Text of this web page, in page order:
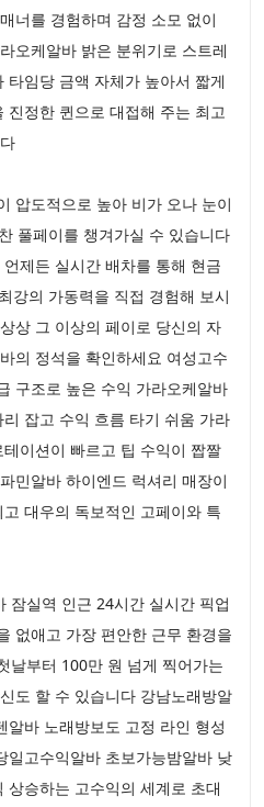
너를 경험하며 감정 소모 없이
오케알바 밝은 분위기로 스트레
타임당 금액 자체가 높아서 짧게
정한 퀸으로 대접해 주는 최고
압도적으로 높아 비가 오나 눈이
풀페이를 챙겨가실 수 있습니다
제든 실시간 배차를 통해 현금
강의 가동력을 직접 경험해 보시
상 그 이상의 페이로 당신의 자
의 정석을 확인하세요 여성고수
구조로 높은 수익 가라오케알바
잡고 수익 흐름 타기 쉬움 가라
이션이 빠르고 팁 수익이 짭짤
민알바 하이엔드 럭셔리 매장이
대우의 독보적인 고페이와 특
잠실역 인근 24시간 실시간 픽업
없애고 가장 편안한 근무 환경을
날부터 100만 원 넘게 찍어가는
도 할 수 있습니다 강남노래방알
알바 노래방보도 고정 라인 형성
일고수익알바 초보가능밤알바 낮
승하는 고수익의 세계로 초대